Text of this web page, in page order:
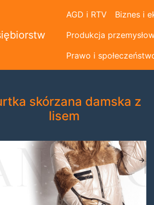
AGD i RTV Biznes i
Produkcja
Prawo i
skórzana damska z
lisem